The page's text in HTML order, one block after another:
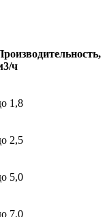
ч
1,8
2,5
5,0
7,0